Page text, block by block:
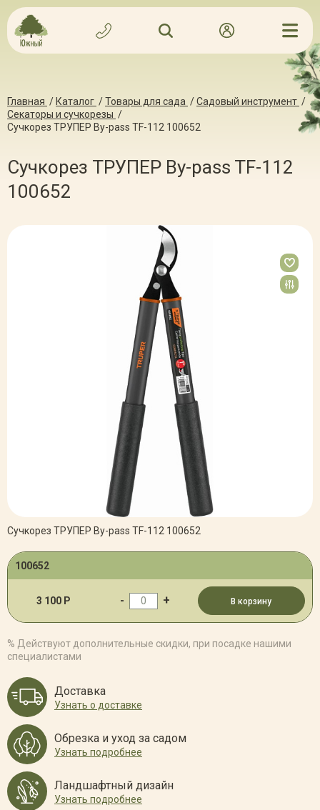
Главная / Каталог /Товары для сада /Садовый инструмент /
Секаторы и сучкорезы /
Сучкорез ТРУПЕР By-pass TF-112 100652
Сучкорез ТРУПЕР By-pass TF-112
100652
Сучкорез ТРУПЕР By-pass TF-112 100652
100652
3 100 Р - + В корзину
% Действуют дополнительные скидки, при посадке нашими
специалистами
Доставка
Узнать о доставке
Обрезка и уход за садом
Узнать подробнее
Ландшафтный дизайн
Узнать подробнее